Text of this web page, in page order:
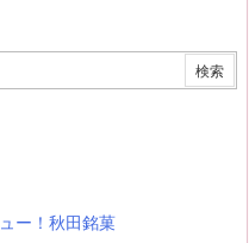
ー！秋田銘菓